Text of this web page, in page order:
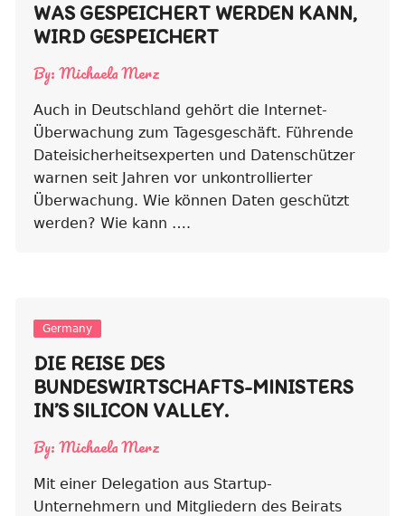
WAS GESPEICHERT WERDEN KANN,
WIRD GESPEICHERT
By: Michaela Merz
Auch in Deutschland gehört die Internet-
Überwachung zum Tagesgeschäft. Führende
Dateisicherheitsexperten und Datenschützer
warnen seit Jahren vor unkontrollierter
Überwachung. Wie können Daten geschützt
werden? Wie kann ….
Germany
DIE REISE DES
BUNDESWIRTSCHAFTS-MINISTERS
IN’S SILICON VALLEY.
By: Michaela Merz
Mit einer Delegation aus Startup-
Unternehmern und Mitgliedern des Beirats